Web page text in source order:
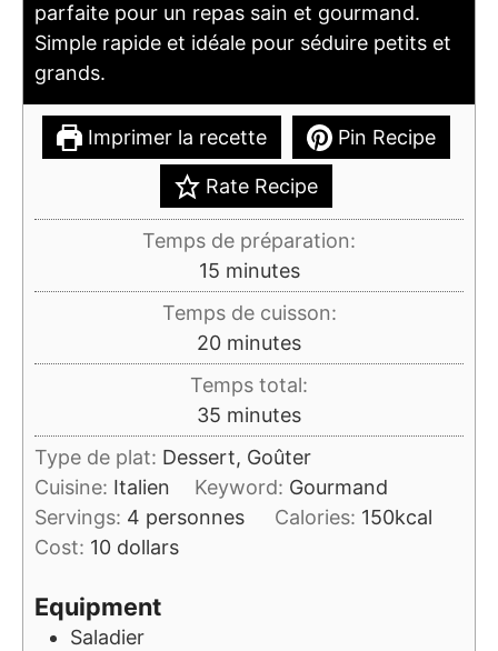
parfaite pour un repas sain et gourmand.
Simple rapide et idéale pour séduire petits et
grands.
Imprimer la recette Pin Recipe
Rate Recipe
Temps de préparation:
15minutes
minutes
Temps de cuisson:
20minutes
minutes
Temps total:
35 minutes
minutes
Type de plat: Dessert, Goûter
Cuisine: Italien Keyword: Gourmand
Servings: 4 personnes Calories: 150kcal
Cost: 10 dollars
Equipment
Saladier